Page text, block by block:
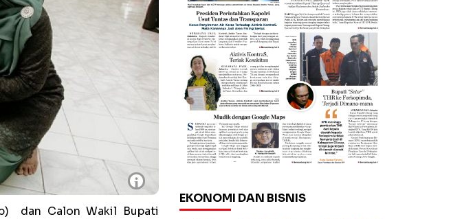
i
dan Calon Wakil Bupati
EKONOMI DAN BISNIS